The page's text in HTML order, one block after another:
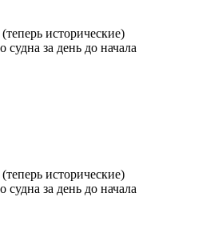
исторические)
судна за день до начала
исторические)
судна за день до начала